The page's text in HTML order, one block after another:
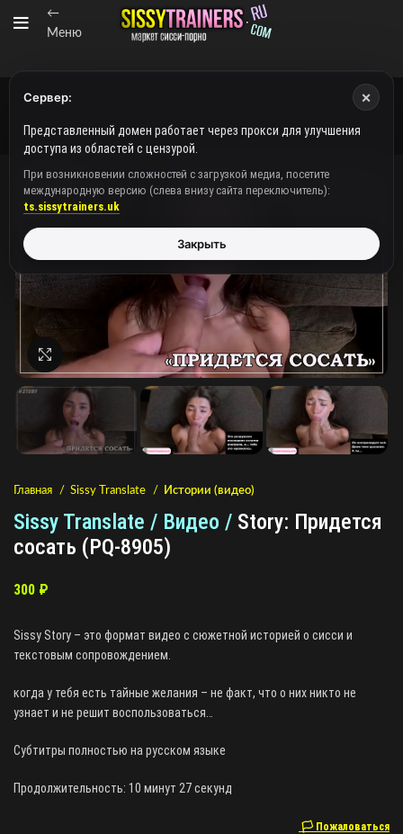
←
Меню
Нажмите, чтобы увеличить
Главная Sissy Translate Истории (видео)
Sissy Translate / Видео / Story: Придется
сосать (PQ-8905)
300 ₽
Sissy Story – это формат видео с сюжетной историей о сисси и
текстовым сопровождением.
когда у тебя есть тайные желания – не факт, что о них никто не
узнает и не решит воспользоваться…
Субтитры полностью на русском языке
Продолжительность: 10 минут 27 секунд
🏳 Пожаловаться
Сервер: ×
Представленный домен работает через прокси для улучшения
доступа из областей с цензурой.
При возникновении сложностей с загрузкой медиа, посетите
международную версию (слева внизу сайта переключитель):
ts.sissytrainers.uk
Закрыть